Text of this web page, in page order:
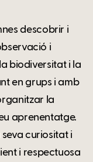
descobrir i
i
biodiversitat i la
en grups i amb
la
aprenentatge.
seva curiositat i
i respectuosa